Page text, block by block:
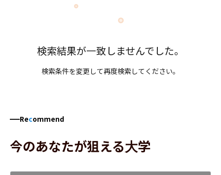
検索結果が一致しませんでした。
検索条件を変更して再度検索してください。
Recommend
今のあなたが狙える大学